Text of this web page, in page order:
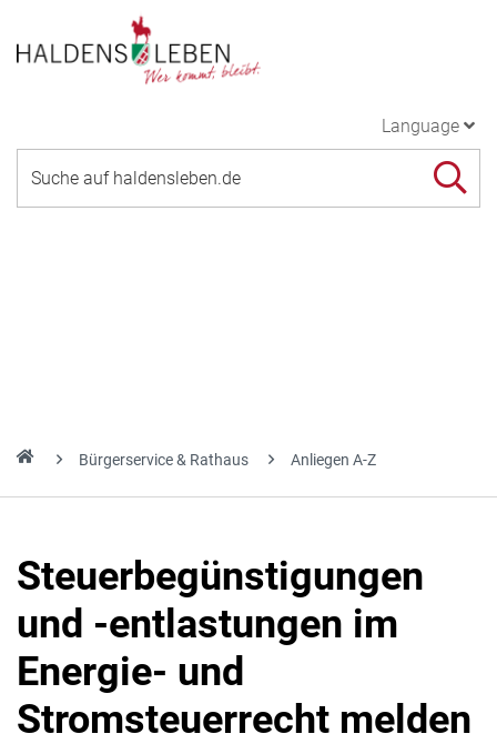
Language
Bürgerservice & Rathaus Anliegen A-Z
Steuerbegünstigungen
und -entlastungen im
Energie- und
Stromsteuerrecht melden